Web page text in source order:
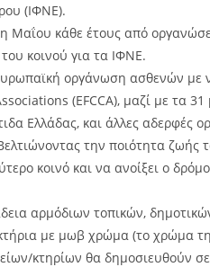
(ΙΦΝΕ).
Μαΐου κάθε έτους από
κοινού για τα ΙΦΝΕ.
οργάνωση ασθενών με
(EFCCA), μαζί με τα
Ελλάδας, και άλλες αδερφές
την ποιότητα ζωής
κοινό και να ανοίξει ο
αρμόδιων τοπικών,
με μωβ χρώμα (το χρώμα
κτηρίων θα δημοσιευθούν σε